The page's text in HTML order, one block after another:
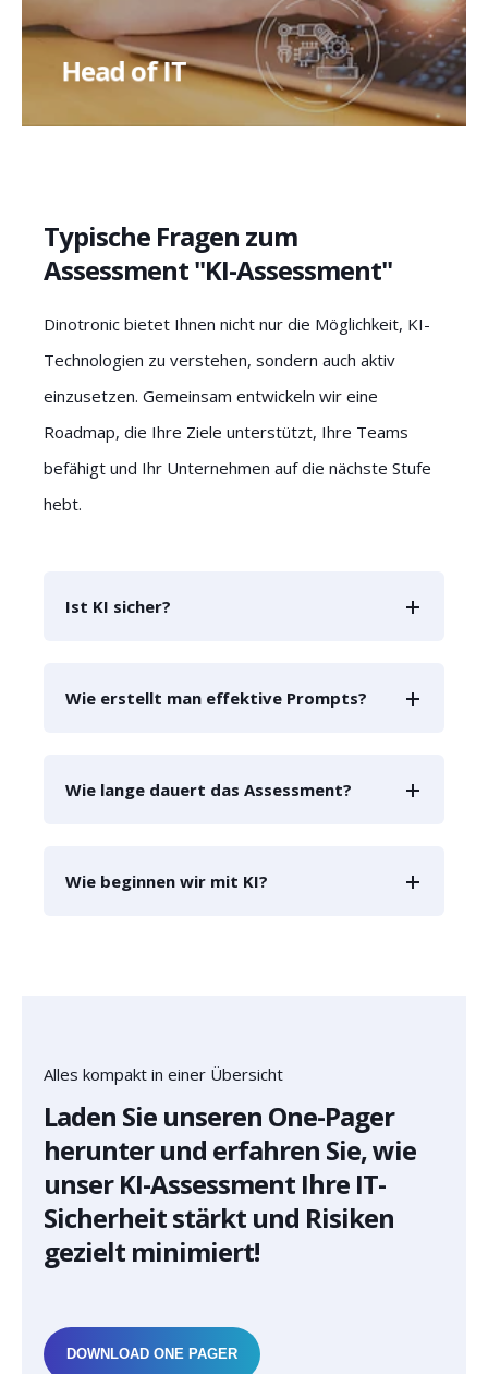
Head of IT
KI-Tools Ihre IT-Strategie unterstützen
können.
Typische Fragen zum
Assessment "KI-Assessment"
Dinotronic bietet Ihnen nicht nur die Möglichkeit, KI-
Technologien zu verstehen, sondern auch aktiv
einzusetzen. Gemeinsam entwickeln wir eine
Roadmap, die Ihre Ziele unterstützt, Ihre Teams
befähigt und Ihr Unternehmen auf die nächste Stufe
hebt.
Ist KI sicher?
Wie erstellt man effektive Prompts?
Wie lange dauert das Assessment?
Wie beginnen wir mit KI?
Alles kompakt in einer Übersicht
Laden Sie unseren One-Pager
herunter und erfahren Sie, wie
unser KI-Assessment Ihre IT-
Sicherheit stärkt und Risiken
gezielt minimiert!
DOWNLOAD ONE PAGER